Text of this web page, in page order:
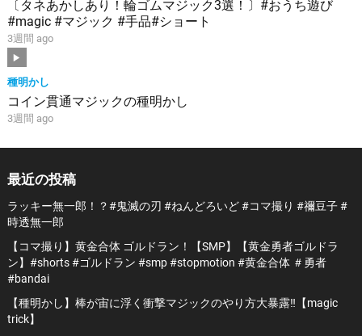
〔タネあかしあり！輪ゴムマジック3選！〕#おうち遊び
#magic #マジック #手品#ショート
3週間 ago
種明かし
コイン貫通マジックの種明かし
3週間 ago
最近の投稿
ラッキー無一郎！？#鬼滅の刃 #ねんどろいど #コマ撮り #禰豆子 #
時透無一郎
【コマ撮り】黄金合体 ゴルドラン！【SMP】【黄金勇者ゴルドラ
ン】#shorts #ゴルドラン #smp #stopmotion #黄金合体 ＃勇者
#bandai
【種明かし】棒が宙に浮く衝撃マジックのやり方大暴露‼️【magic
trick】